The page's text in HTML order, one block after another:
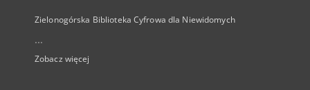
Zielonogórska Biblioteka Cyfrowa dla Niewidomych
...
Zobacz więcej